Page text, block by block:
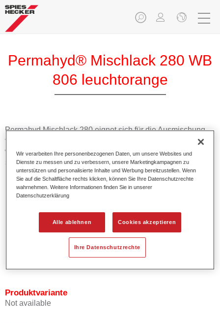
Permahyd® Mischlack 280 WB
806 leuchtorange
Permahyd Mischlack 280 eignet sich für die Ausmischung
von Permahyd Perlmutt Basislack 285, einem hochwertigen
wasserverdünnbaren Basislacksystem. Es basiert auf einer
speziellen PU-Dispersionstechnologie für Uni- und
Effektlackierungen.
Produktmerkmale
1,5 Spritzgängen.
Bietet ein gutes Standvermögen.
Verfügt über ein hohes Deckvermögen.
Besitzt eine hohe Farbtongenauigkeit.
Produktvariante
Not available
Wir verarbeiten Ihre personenbezogenen Daten, um unsere Websites und
Dienste zu messen und zu verbessern, unsere Marketingkampagnen zu
unterstützen und personalisierte Inhalte und Werbung bereitzustellen. Wenn
Sie auf die Schaltfläche rechts klicken, können Sie Ihre Datenschutzrechte
wahrnehmen. Weitere Informationen finden Sie in unserer
Datenschutzerklärung
Alle ablehnen Cookies akzeptieren
Ihre Datenschutzrechte